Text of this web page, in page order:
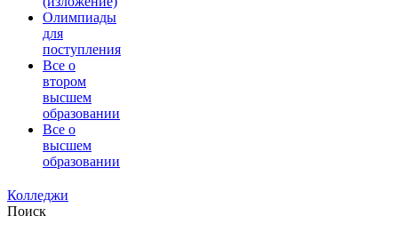
Олимпиады
для
поступления
Все о
втором
высшем
образовании
Все о
высшем
образовании
Колледжи
Поиск